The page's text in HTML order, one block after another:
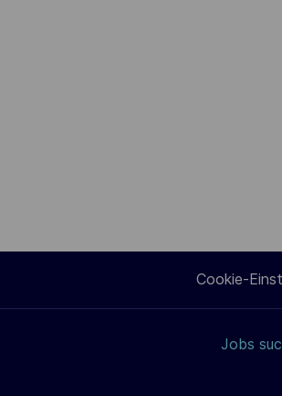
Cookie-
Jobs